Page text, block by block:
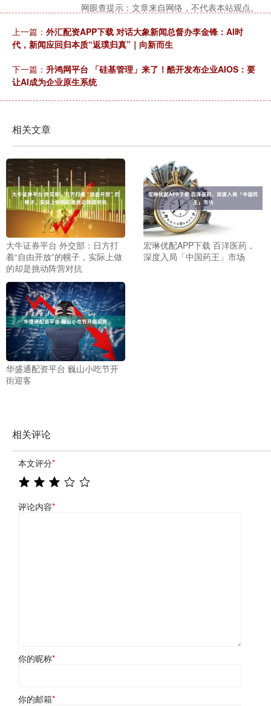
网眼查提示：文章来自网络，不代表本站观点。
上一篇： 外汇配资APP下载 对话大象新闻总督办李金锋：AI时
代，新闻应回归本质“返璞归真”｜向新而生
下一篇： 升鸿网平台 「硅基管理」来了！酷开发布企业AIOS：要
让AI成为企业原生系统
相关文章
大牛证券平台 外交部：日方打
着“自由开放”的幌子，实际上做
的却是挑动阵营对抗
宏琳优配APP下载 百洋医药，
深度入局「中国药王」市场
华盛通配资平台 巍山小吃节开
街迎客
相关评论
本文评分*
评论内容*
你的昵称*
你的邮箱*